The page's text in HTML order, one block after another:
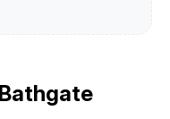
Bathgate